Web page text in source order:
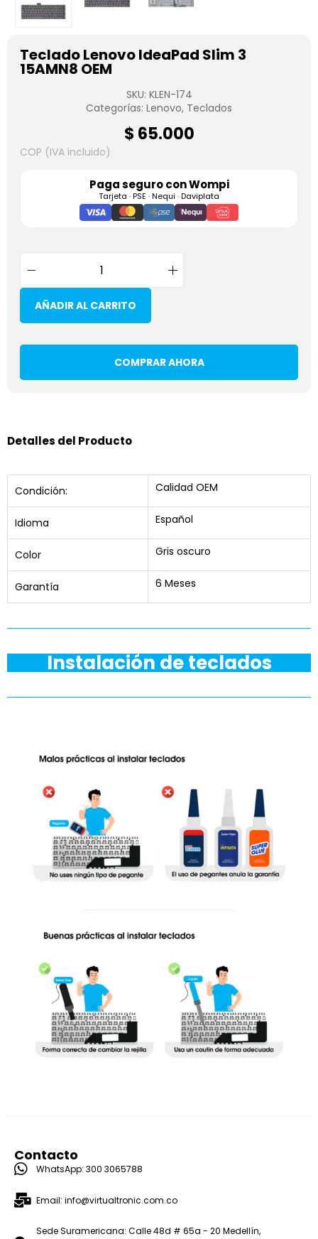
Teclado Lenovo IdeaPad Slim 3
15AMN8 OEM
SKU: KLEN-174
Categorías: Lenovo, Teclados
$ 65.000
COP (IVA incluido)
Paga seguro conWompi
Tarjeta · PSE · Nequi · Daviplata
AÑADIR AL CARRITO
COMPRAR AHORA
Detalles del Producto
Condición: Calidad OEM
Idioma Español
Color Gris oscuro
Garantía 6 Meses
Instalación de teclados
Contacto
WhatsApp: 300 3065788
Email: info@virtualtronic.com.co
Sede Suramericana: Calle 48d # 65a - 20 Medellín,